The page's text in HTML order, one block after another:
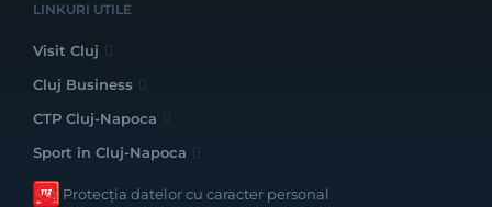
LINKURI UTILE
Visit Cluj
Cluj Business
CTP Cluj-Napoca
Sport în Cluj-Napoca
Protecția datelor cu caracter personal